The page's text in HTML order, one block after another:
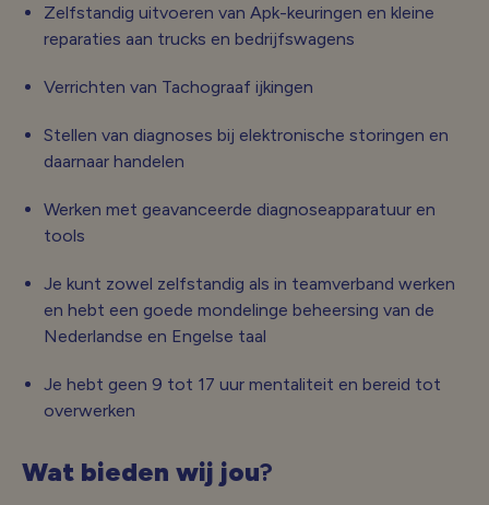
Zelfstandig uitvoeren van Apk-keuringen en kleine
reparaties aan trucks en bedrijfswagens
Verrichten van Tachograaf ijkingen
Stellen van diagnoses bij elektronische storingen en
daarnaar handelen
Werken met geavanceerde diagnoseapparatuur en
tools
Je kunt zowel zelfstandig als in teamverband werken
en hebt een goede mondelinge beheersing van de
Nederlandse en Engelse taal
Je hebt geen 9 tot 17 uur mentaliteit en bereid tot
overwerken
Wat bieden wij jou?